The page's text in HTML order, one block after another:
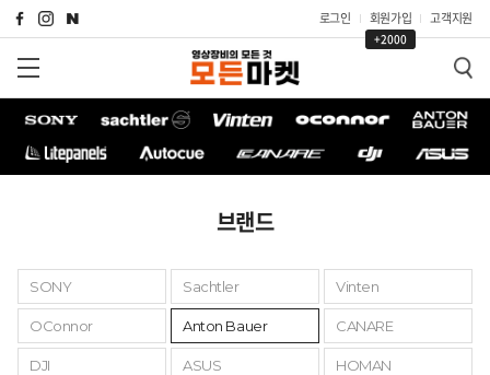
로그인 회원가입
+2000
고객지원
브랜드
SONY Sachtler Vinten
OConnor Anton Bauer CANARE
DJI ASUS HOMAN